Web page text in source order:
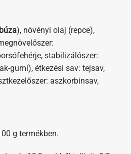
), növényi olaj (repce),
stabilizálószer:
gumi), étkezési sav: tejsav,
aszkorbinsav,
g termékben.